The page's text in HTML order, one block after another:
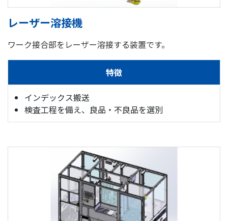
レーザー溶接機
ワーク接合部をレーザー溶接する装置です。
特徴
インデックス搬送
検査工程を備え、良品・不良品を選別